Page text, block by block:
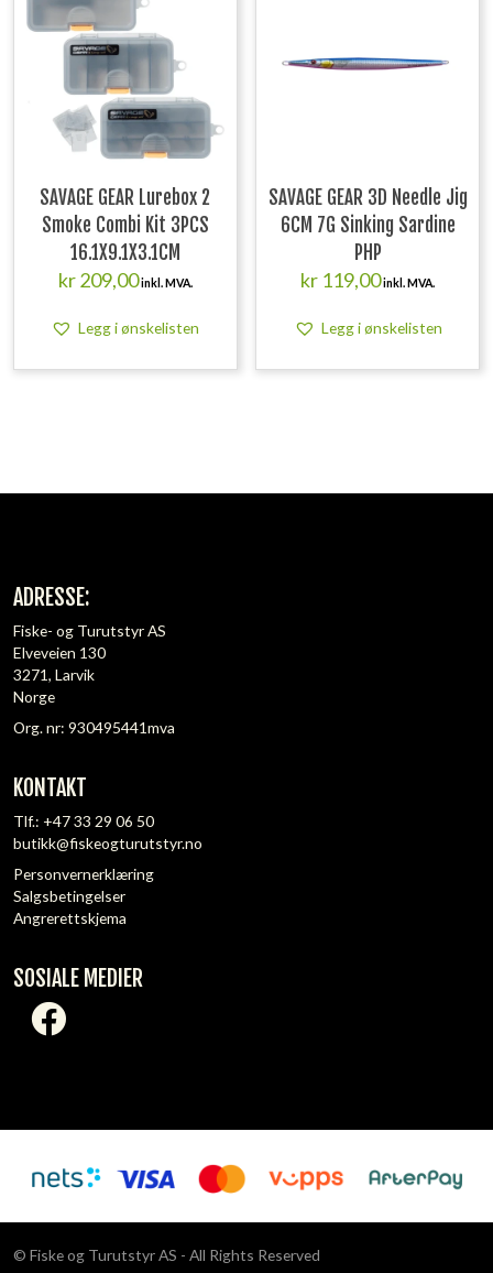
SAVAGE GEAR Lurebox 2
Smoke Combi Kit 3PCS
16.1X9.1X3.1CM
kr209,00inkl. MVA.
Legg i ønskelisten
SAVAGE GEAR 3D Needle Jig
6CM 7G Sinking Sardine
PHP
kr 119,00inkl. MVA.
Legg i ønskelisten
ADRESSE:
Fiske- og Turutstyr AS
Elveveien 130
3271, Larvik
Norge
Org. nr: 930495441mva
KONTAKT
Tlf.: +47 33 29 06 50
butikk@fiskeogturutstyr.no
Personvernerklæring
Salgsbetingelser
Angrerettskjema
SOSIALE MEDIER
© Fiske og Turutstyr AS - All Rights Reserved